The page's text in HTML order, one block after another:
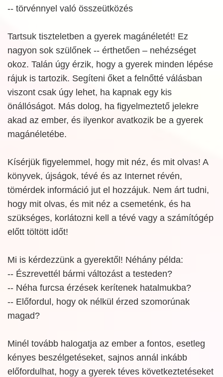
-- törvénnyel való összeütközés
Tartsuk tiszteletben a gyerek magánéletét! Ez
nagyon sok szülőnek -- érthetően – nehézséget
okoz. Talán úgy érzik, hogy a gyerek minden lépése
rájuk is tartozik. Segíteni őket a felnőtté válásban
viszont csak úgy lehet, ha kapnak egy kis
önállóságot. Más dolog, ha figyelmeztető jelekre
akad az ember, és ilyenkor avatkozik be a gyerek
magánéletébe.
Kísérjük figyelemmel, hogy mit néz, és mit olvas! A
könyvek, újságok, tévé és az Internet révén,
tömérdek információ jut el hozzájuk. Nem árt tudni,
hogy mit olvas, és mit néz a csemeténk, és ha
szükséges, korlátozni kell a tévé vagy a számítógép
előtt töltött időt!
Mi is kérdezzünk a gyerektől! Néhány példa:
-- Észrevettél bármi változást a testeden?
-- Néha furcsa érzések kerítenek hatalmukba?
-- Előfordul, hogy ok nélkül érzed szomorúnak
magad?
Minél tovább halogatja az ember a fontos, esetleg
kényes beszélgetéseket, sajnos annál inkább
előfordulhat, hogy a gyerek téves következtetéseket